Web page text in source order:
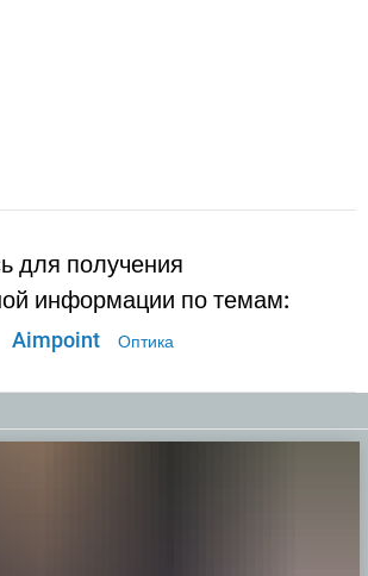
для получения
информации по темам:
Aimpoint Оптика